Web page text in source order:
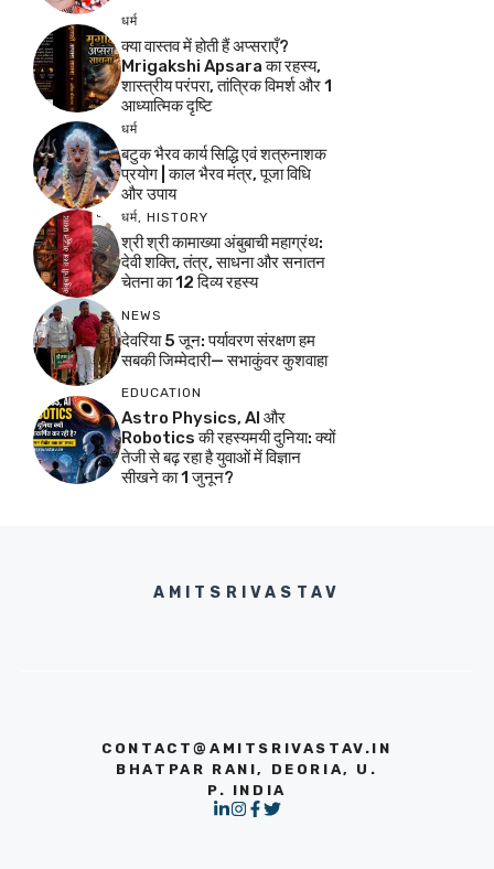
धर्म
क्या वास्तव में होती हैं अप्सराएँ?
Mrigakshi Apsara का रहस्य,
शास्त्रीय परंपरा, तांत्रिक विमर्श और 1
आध्यात्मिक दृष्टि
धर्म
बटुक भैरव कार्य सिद्धि एवं शत्रुनाशक
प्रयोग | काल भैरव मंत्र, पूजा विधि
और उपाय
धर्म, HISTORY
श्री श्री कामाख्या अंबुबाची महाग्रंथ:
देवी शक्ति, तंत्र, साधना और सनातन
चेतना का 12 दिव्य रहस्य
NEWS
देवरिया 5 जून: पर्यावरण संरक्षण हम
सबकी जिम्मेदारी— सभाकुंवर कुशवाहा
EDUCATION
Astro Physics, AI और
Robotics की रहस्यमयी दुनिया: क्यों
तेजी से बढ़ रहा है युवाओं में विज्ञान
सीखने का 1 जुनून?
AMITSRIVASTAV
CONTACT@AMITSRIVASTAV.IN
BHATPAR RANI, DEORIA, U.
P. INDIA